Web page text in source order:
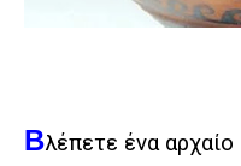
Βλέπετε ένα